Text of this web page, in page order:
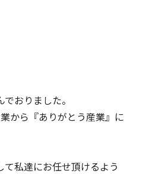
おりました。
から『ありがとう産業』に
私達にお任せ頂けるよう